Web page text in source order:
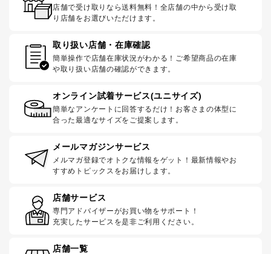
店舗で受け取りなら送料無料！全店舗の中から受け取
り店舗をお選びいただけます。
取り扱い店舗・在庫確認
簡単操作で店舗在庫状況がわかる！ご希望商品の在庫
や取り扱い店舗の確認ができます。
オンライン試着サービス(ユニサイズ)
簡単なアンケートに回答するだけ！お客さまの体型に
合った最適なサイズをご提案します。
メールマガジンサービス
メルマガ登録でオトクな情報をゲット！最新情報やお
すすめトピックスをお届けします。
店舗サービス
専門アドバイザーがお買い物をサポート！
充実したサービスを是非ご利用ください。
店舗一覧